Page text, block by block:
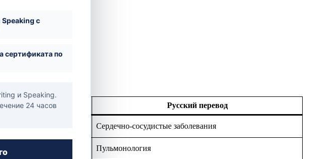
с
сертификата по
и Speaking.
24 часов
Русский перевод
Сердечно-сосудистые заболевания
Пульмонология